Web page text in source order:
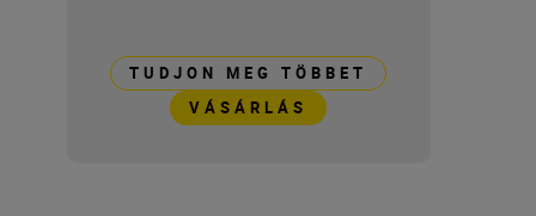
TUDJON MEG TÖBBET
VÁSÁRLÁS